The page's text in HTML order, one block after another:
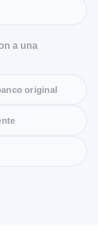
a una
original